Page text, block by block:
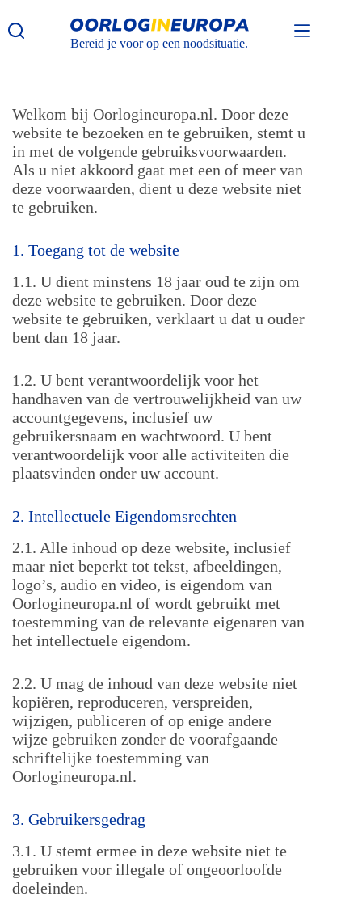
naar
de
Bereid je voor op een noodsituatie.
Welkom bij Oorlogineuropa.nl. Door deze
website te bezoeken en te gebruiken, stemt u
in met de volgende gebruiksvoorwaarden.
Als u niet akkoord gaat met een of meer van
deze voorwaarden, dient u deze website niet
te gebruiken.
1. Toegang tot de website
1.1. U dient minstens 18 jaar oud te zijn om
deze website te gebruiken. Door deze
website te gebruiken, verklaart u dat u ouder
bent dan 18 jaar.
1.2. U bent verantwoordelijk voor het
handhaven van de vertrouwelijkheid van uw
accountgegevens, inclusief uw
gebruikersnaam en wachtwoord. U bent
verantwoordelijk voor alle activiteiten die
plaatsvinden onder uw account.
2. Intellectuele Eigendomsrechten
2.1. Alle inhoud op deze website, inclusief
maar niet beperkt tot tekst, afbeeldingen,
logo’s, audio en video, is eigendom van
Oorlogineuropa.nl of wordt gebruikt met
toestemming van de relevante eigenaren van
het intellectuele eigendom.
2.2. U mag de inhoud van deze website niet
kopiëren, reproduceren, verspreiden,
wijzigen, publiceren of op enige andere
wijze gebruiken zonder de voorafgaande
schriftelijke toestemming van
Oorlogineuropa.nl.
3. Gebruikersgedrag
3.1. U stemt ermee in deze website niet te
gebruiken voor illegale of ongeoorloofde
doeleinden.